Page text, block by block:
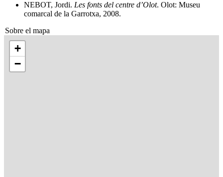
NEBOT, Jordi. Les fonts del centre d’Olot. Olot: Museu
comarcal de la Garrotxa, 2008.
Sobre el mapa
+
−